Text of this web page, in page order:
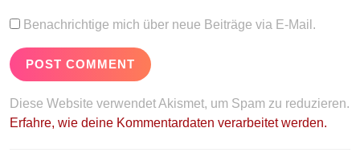
Benachrichtige mich über neue Beiträge via E-Mail.
Diese Website verwendet Akismet, um Spam zu reduzieren.
Erfahre, wie deine Kommentardaten verarbeitet werden.